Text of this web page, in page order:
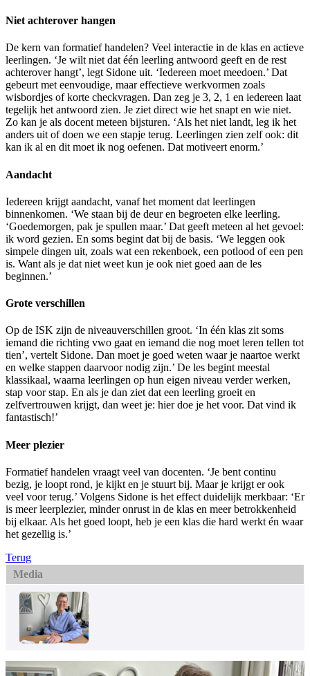
Niet achterover hangen
De kern van formatief handelen? Veel interactie in de klas en actieve
leerlingen. ‘Je wilt niet dat één leerling antwoord geeft en de rest
achterover hangt’, legt Sidone uit. ‘Iedereen moet meedoen.’ Dat
gebeurt met eenvoudige, maar effectieve werkvormen zoals
wisbordjes of korte checkvragen. Dan zeg je 3, 2, 1 en iedereen laat
tegelijk het antwoord zien. Je ziet direct wie het snapt en wie niet.
Zo kan je als docent meteen bijsturen. ‘Als het niet landt, leg ik het
anders uit of doen we een stapje terug. Leerlingen zien zelf ook: dit
kan ik al en dit moet ik nog oefenen. Dat motiveert enorm.’
Aandacht
Iedereen krijgt aandacht, vanaf het moment dat leerlingen
binnenkomen. ‘We staan bij de deur en begroeten elke leerling.
‘Goedemorgen, pak je spullen maar.’ Dat geeft meteen al het gevoel:
ik word gezien. En soms begint dat bij de basis. ‘We leggen ook
simpele dingen uit, zoals wat een rekenboek, een potlood of een pen
is. Want als je dat niet weet kun je ook niet goed aan de les
beginnen.’
Grote verschillen
Op de ISK zijn de niveauverschillen groot. ‘In één klas zit soms
iemand die richting vwo gaat en iemand die nog moet leren tellen tot
tien’, vertelt Sidone. Dan moet je goed weten waar je naartoe werkt
en welke stappen daarvoor nodig zijn.’ De les begint meestal
klassikaal, waarna leerlingen op hun eigen niveau verder werken,
stap voor stap. En als je dan ziet dat een leerling groeit en
zelfvertrouwen krijgt, dan weet je: hier doe je het voor. Dat vind ik
fantastisch!’
Meer plezier
Formatief handelen vraagt veel van docenten. ‘Je bent continu
bezig, je loopt rond, je kijkt en je stuurt bij. Maar je krijgt er ook
veel voor terug.’ Volgens Sidone is het effect duidelijk merkbaar: ‘Er
is meer leerplezier, minder onrust in de klas en meer betrokkenheid
bij elkaar. Als het goed loopt, heb je een klas die hard werkt én waar
het gezellig is.’
Terug
Media